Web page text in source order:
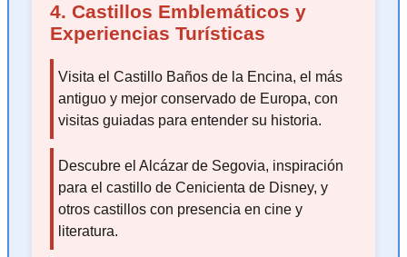
4. Castillos Emblemáticos y
Experiencias Turísticas
Visita el Castillo Baños de la Encina, el más
antiguo y mejor conservado de Europa, con
visitas guiadas para entender su historia.
Descubre el Alcázar de Segovia, inspiración
para el castillo de Cenicienta de Disney, y
otros castillos con presencia en cine y
literatura.